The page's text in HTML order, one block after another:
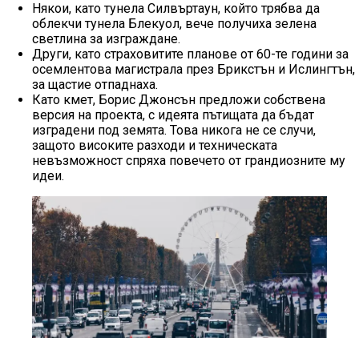
Някои, като тунела Силвъртаун, който трябва да
облекчи тунела Блекуол, вече получиха зелена
светлина за изграждане.
Други, като страховитите планове от 60-те години за
осемлентова магистрала през Брикстън и Ислингтън,
за щастие отпаднаха.
Като кмет, Борис Джонсън предложи собствена
версия на проекта, с идеята пътищата да бъдат
изградени под земята. Това никога не се случи,
защото високите разходи и техническата
невъзможност спряха повечето от грандиозните му
идеи.